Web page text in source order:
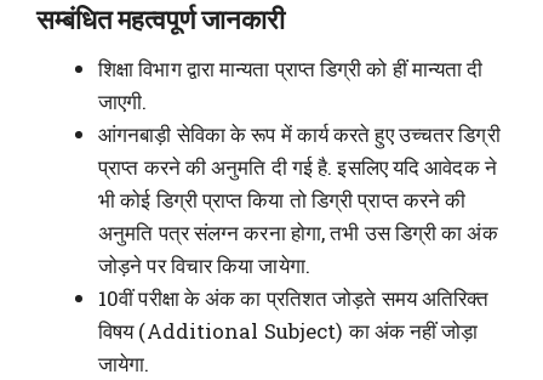
सम्बंधित महत्वपूर्ण जानकारी
शिक्षा विभाग द्वारा मान्यता प्राप्त डिग्री को हीं मान्यता दी
जाएगी.
आंगनबाड़ी सेविका के रूप में कार्य करते हुए उच्चतर डिग्री
प्राप्त करने की अनुमति दी गई है. इसलिए यदि आवेदक ने
भी कोई डिग्री प्राप्त किया तो डिग्री प्राप्त करने की
अनुमति पत्र संलग्न करना होगा, तभी उस डिग्री का अंक
जोड़ने पर विचार किया जायेगा.
10वीं परीक्षा के अंक का प्रतिशत जोड़ते समय अतिरिक्त
विषय (Additional Subject) का अंक नहीं जोड़ा
जायेगा.